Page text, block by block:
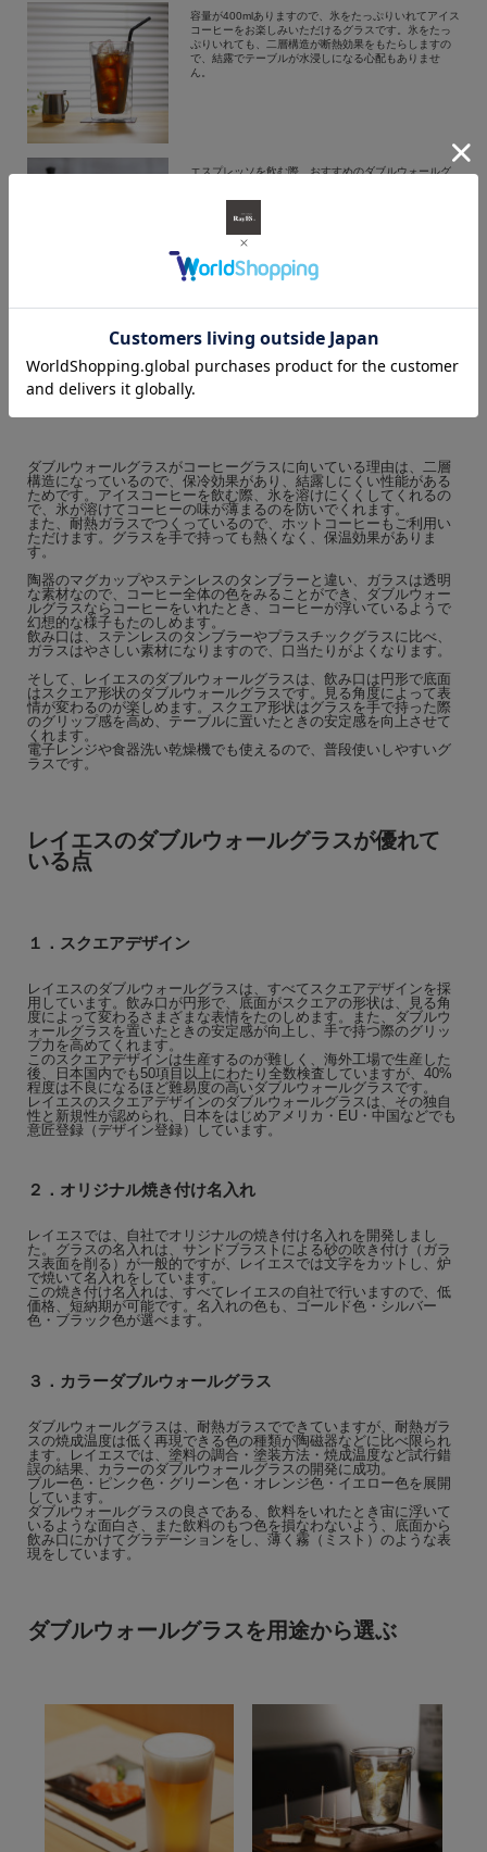
容量が400mlありますので、氷をたっぷりいれてアイス
コーヒーをお楽しみいただけるグラスです。氷をたっ
ぷりいれても、二層構造が断熱効果をもたらしますの
で、結露でテーブルが水浸しになる心配もありませ
ん。
エスプレッソを飲む際、おすすめのダブルウォールグ
しますので、手でもっても熱くありません。濃厚なコ
ーヒーを見た目をたのしみながら味わいください。
ダブルウォールグラスがコーヒーグラスに
向いている理由
ダブルウォールグラスがコーヒーグラスに向いている理由は、二層
構造になっているので、保冷効果があり、結露しにくい性能がある
ためです。アイスコーヒーを飲む際、氷を溶けにくくしてくれるの
で、氷が溶けてコーヒーの味が薄まるのを防いでくれます。
また、耐熱ガラスでつくっているので、ホットコーヒーもご利用い
ただけます。グラスを手で持っても熱くなく、保温効果がありま
す。
陶器のマグカップやステンレスのタンブラーと違い、ガラスは透明
な素材なので、コーヒー全体の色をみることができ、ダブルウォー
ルグラスならコーヒーをいれたとき、コーヒーが浮いているようで
幻想的な様子もたのしめます。
飲み口は、ステンレスのタンブラーやプラスチックグラスに比べ、
ガラスはやさしい素材になりますので、口当たりがよくなります。
そして、レイエスのダブルウォールグラスは、飲み口は円形で底面
はスクエア形状のダブルウォールグラスです。見る角度によって表
情が変わるのが楽しめます。スクエア形状はグラスを手で持った際
のグリップ感を高め、テーブルに置いたときの安定感を向上させて
くれます。
電子レンジや食器洗い乾燥機でも使えるので、普段使いしやすいグ
ラスです。
レイエスのダブルウォールグラスが優れて
いる点
１．スクエアデザイン
レイエスのダブルウォールグラスは、すべてスクエアデザインを採
用しています。飲み口が円形で、底面がスクエアの形状は、見る角
度によって変わるさまざまな表情をたのしめます。また、ダブルウ
ォールグラスを置いたときの安定感が向上し、手で持つ際のグリッ
プ力を高めてくれます。
このスクエアデザインは生産するのが難しく、海外工場で生産した
後、日本国内でも50項目以上にわたり全数検査していますが、40%
程度は不良になるほど難易度の高いダブルウォールグラスです。
レイエスのスクエアデザインのダブルウォールグラスは、その独自
性と新規性が認められ、日本をはじめアメリカ・EU・中国などでも
意匠登録（デザイン登録）しています。
２．オリジナル焼き付け名入れ
レイエスでは、自社でオリジナルの焼き付け名入れを開発しまし
た。グラスの名入れは、サンドブラストによる砂の吹き付け（ガラ
ス表面を削る）が一般的ですが、レイエスでは文字をカットし、炉
で焼いて名入れをしています。
この焼き付け名入れは、すべてレイエスの自社で行いますので、低
価格、短納期が可能です。名入れの色も、ゴールド色・シルバー
色・ブラック色が選べます。
３．カラーダブルウォールグラス
ダブルウォールグラスは、耐熱ガラスでできていますが、耐熱ガラ
スの焼成温度は低く再現できる色の種類が陶磁器などに比べ限られ
ます。レイエスでは、塗料の調合・塗装方法・焼成温度など試行錯
誤の結果、カラーのダブルウォールグラスの開発に成功。
ブルー色・ピンク色・グリーン色・オレンジ色・イエロー色を展開
しています。
ダブルウォールグラスの良さである、飲料をいれたとき宙に浮いて
いるような面白さ、また飲料のもつ色を損なわないよう、底面から
飲み口にかけてグラデーションをし、薄く霧（ミスト）のような表
現をしています。
ダブルウォールグラスを用途から選ぶ